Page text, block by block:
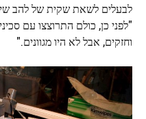
לבעלים לשאת שקית של להב
"לפני כן, כולם התרוצצו עם
וחזקים, אבל לא היו מגוונים."